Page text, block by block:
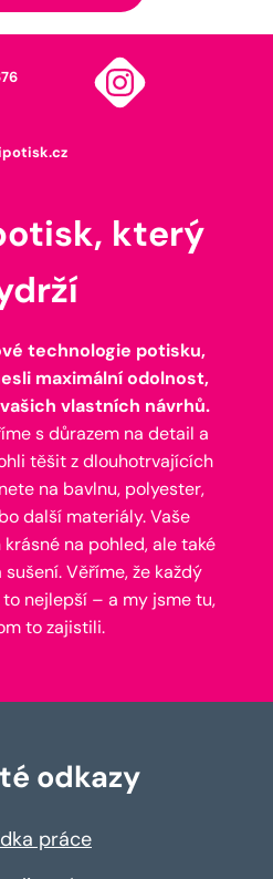
který
technologie potisku,
maximální odolnost,
vlastních návrhů.
s důrazem na detail a
těšit z dlouhotrvajících
na bavlnu, polyester,
další materiály. Vaše
na pohled, ale také
Věříme, že každý
nejlepší – a my jsme tu,
to zajistili.
odkazy
práce